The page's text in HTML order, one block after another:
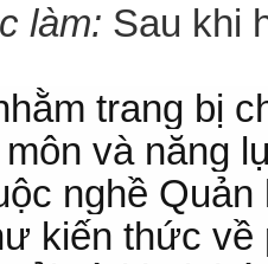
làm: Sau khi
trang bị
và năng
nghề
kiến thức về